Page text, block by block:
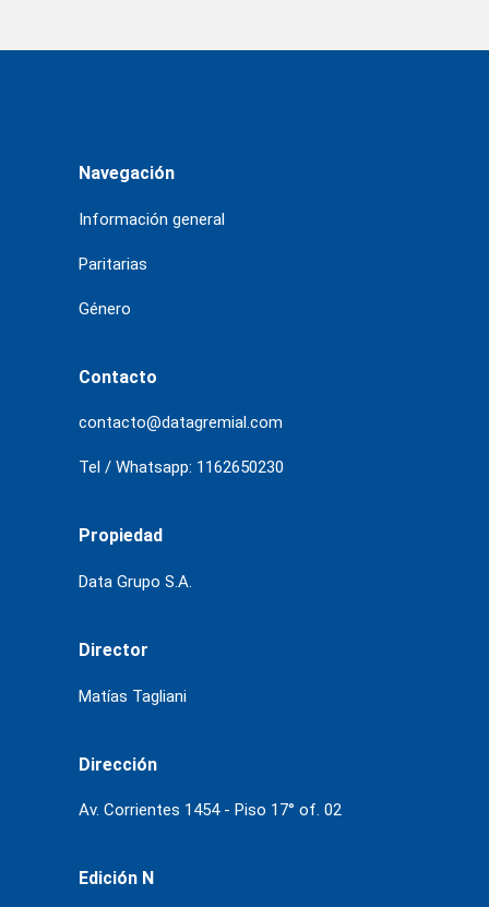
Navegación
Información general
Paritarias
Género
Contacto
contacto@datagremial.com
Tel / Whatsapp: 1162650230
Propiedad
Data Grupo S.A.
Director
Matías Tagliani
Dirección
Av. Corrientes 1454 - Piso 17° of. 02
Edición N